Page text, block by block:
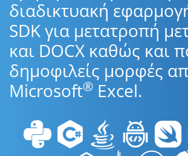
διαδικτυακή
SDK για μετατροπή
και DOCX καθώς και
δημοφιλείς μορφές
Microsoft® Excel.